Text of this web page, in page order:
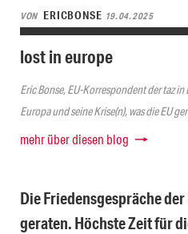
VON ERICBONSE 19.04.2025
lost in europe
Eric Bonse, EU-Korrespondent der taz
Europa und seine Krise(n), was die EU
mehr über diesen blog
Die Friedensgespräche
geraten. Höchste Zeit für